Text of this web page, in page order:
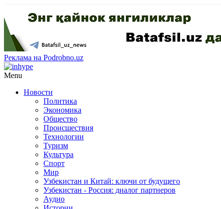
Реклама на Podrobno.uz
Menu
Новости
Политика
Экономика
Общество
Происшествия
Технологии
Туризм
Культура
Спорт
Мир
Узбекистан и Китай: ключи от будущего
Узбекистан - Россия: диалог партнеров
Аудио